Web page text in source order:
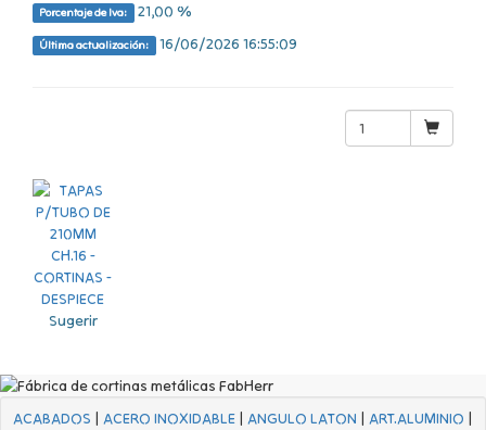
Porcentaje de Iva: 21,00 %
Última actualización: 16/06/2026 16:55:09
Sugerir
ACABADOS | ACERO INOXIDABLE | ANGULO LATON | ART.ALUMINIO |